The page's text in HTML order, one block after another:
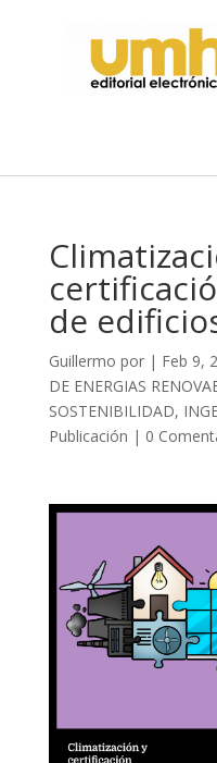
de
Guillermo por | Feb 9,
DE ENERGIAS
SOSTENIBILIDAD,
Publicación | 0